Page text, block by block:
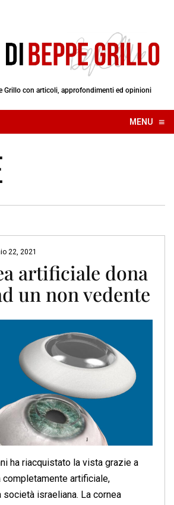
Grillo con articoli, approfondimenti ed opinioni
MENU ≡
☰
22, 2021
artificiale dona
un non vedente
ha riacquistato la vista grazie a
completamente artificiale,
società israeliana. La cornea